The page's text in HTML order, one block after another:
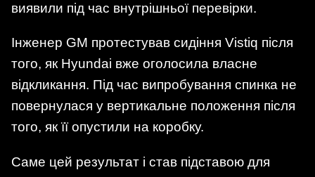
виявили під час внутрішньої перевірки.
Інженер GM протестував сидіння Vistiq після
того, як Hyundai вже оголосила власне
відкликання. Під час випробування спинка не
повернулася у вертикальне положення після
того, як її опустили на коробку.
Саме цей результат і став підставою для